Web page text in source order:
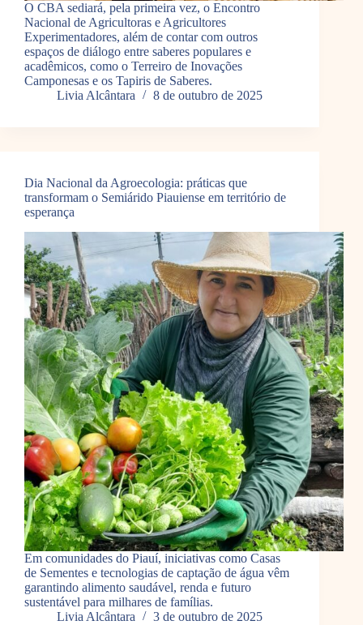
O CBA sediará, pela primeira vez, o Encontro
Nacional de Agricultoras e Agricultores
Experimentadores, além de contar com outros
espaços de diálogo entre saberes populares e
acadêmicos, como o Terreiro de Inovações
Camponesas e os Tapiris de Saberes.
Livia Alcântara
8 de outubro de 2025
Dia Nacional da Agroecologia: práticas que
transformam o Semiárido Piauiense em território de
esperança
Em comunidades do Piauí, iniciativas como Casas
de Sementes e tecnologias de captação de água vêm
garantindo alimento saudável, renda e futuro
sustentável para milhares de famílias.
Livia Alcântara
3 de outubro de 2025